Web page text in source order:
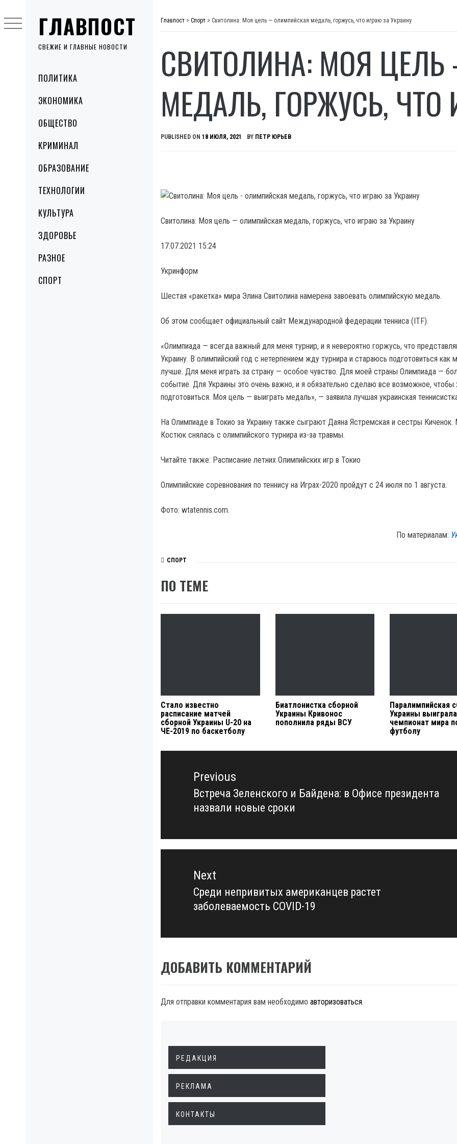
ГЛАВПОСТ
СВЕЖИЕ И ГЛАВНЫЕ НОВОСТИ
MenuПОЛИТИКА
ЭКОНОМИКА
ОБЩЕСТВО
КРИМИНАЛ
ОБРАЗОВАНИЕ
ТЕХНОЛОГИИ
КУЛЬТУРА
ЗДОРОВЬЕ
РАЗНОЕ
СПОРТ
to
content
Главпост > Спорт > Свитолина: Моя цель — олимпийская медаль, горжусь, что играю за Украину
СВИТОЛИНА: МОЯ
МЕДАЛЬ, ГОРЖУСЬ, ЧТО
PUBLISHED ON 18 ИЮЛЯ, 2021 BY ПЕТР ЮРЬЕВ
Свитолина: Моя цель — олимпийская медаль, горжусь, что играю за Украину
17.07.2021 15:24
Укринформ
Шестая «ракетка» мира Элина Свитолина намерена завоевать олимпийскую медаль.
Об этом сообщает официальный сайт Международной федерации тенниса (ITF).
«Олимпиада — всегда важный для меня турнир, и я невероятно горжусь, что
Украину. В олимпийский год с нетерпением жду турнира и стараюсь подготовиться как
лучше. Для меня играть за страну — особое чувство. Для моей страны Олимпиада —
событие. Для Украины это очень важно, и я обязательно сделаю все возможное,
подготовиться. Моя цель — выиграть медаль», — заявила лучшая украинская
На Олимпиаде в Токио за Украину также сыграют Даяна Ястремская и сестры Киченок.
Костюк снялась с олимпийского турнира из-за травмы.
Читайте также: Расписание летних Олимпийских игр в Токио
Олимпийские соревнования по теннису на Играх-2020 пройдут с 24 июля по 1 августа.
Фото: wtatennis.com.
По материалам:
СПОРТ
ПО ТЕМЕ
Стало известно
расписание матчей
сборной Украины U-20 на
ЧЕ-2019 по баскетболу
Биатлонистка сборной
Украины Кривонос
пополнила ряды ВСУ
Паралимпийская
Украины выиграла
чемпионат мира
футболу
Навигация
записямPrevious
Previous
post:
Встреча Зеленского и Байдена: в Офисе президента
назвали новые сроки
Next
Next
post:
Среди непривитых американцев растет
заболеваемость COVID-19
ДОБАВИТЬ КОММЕНТАРИЙ
Для отправки комментария вам необходимо авторизоваться.
РЕДАКЦИЯ
РЕКЛАМА
КОНТАКТЫ